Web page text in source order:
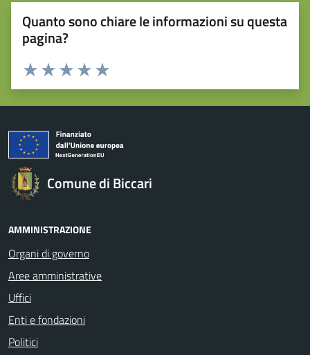
Quanto sono chiare le informazioni su questa
pagina?
Valuta da 1 a 5 stelle la pagina
Valuta 5 stelle su 5
Valuta 4 stelle su 5
Valuta 3 stelle su 5
Valuta 2 stelle su 5
Valuta 1 stelle su 5
Comune di Biccari
AMMINISTRAZIONE
Organi di governo
Aree amministrative
Uffici
Enti e fondazioni
Politici